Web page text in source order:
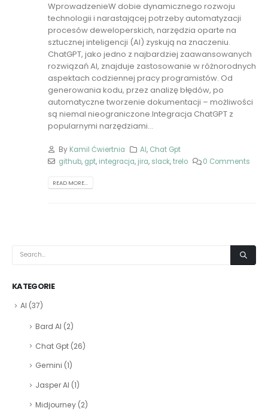
WprowadzenieW dobie dynamicznego rozwoju
technologii i narastającej potrzeby automatyzacji
procesów deweloperskich, narzędzia oparte na
sztucznej inteligencji (AI) zyskują na znaczeniu.
ChatGPT, jako jedno z najbardziej zaawansowanych
rozwiązań AI, znajduje zastosowanie w różnorodnych
aspektach codziennej pracy programistów. Od
generowania kodu, przez analizę błędów, po
automatyczne tworzenie dokumentacji – możliwości
są niemal nieograniczone.Integracja ChatGPT z
popularnymi narzędziami...
By Kamil Ćwiertnia AI, Chat Gpt
github, gpt, integracja, jira, slack,trelo 0 Comments
READ MORE...
KATEGORIE
AI (37)
Bard AI (2)
Chat Gpt (26)
Gemini (1)
Jasper AI (1)
Midjourney (2)